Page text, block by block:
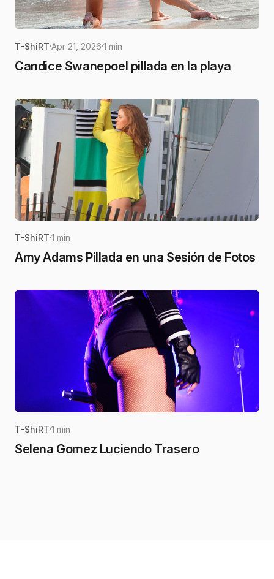
T-ShiRT Apr 21, 2026 1 min
Candice Swanepoel pillada en la playa
T-ShiRT 1 min
Amy Adams Pillada en una Sesión de Fotos
T-ShiRT 1 min
Selena Gomez Luciendo Trasero